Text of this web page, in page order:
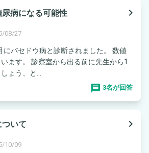
病になる可能性
navigate_next
08/27
にバセドウ病と診断されました。 数値
る前に先生から1
ょう、と...
3名が回答
いて
navigate_next
10/09